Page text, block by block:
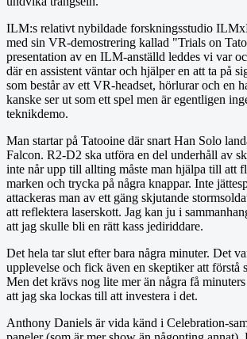
ILM:s relativt nybildade forskningsstudio
med sin VR-demostrering kallad "Trials on
presentation av en ILM-anställd leddes vi var
där en assistent väntar och hjälper en att ta på
som består av ett VR-headset, hörlurar och en
kanske ser ut som ett spel men är egentligen
teknikdemo.
Man startar på Tatooine där snart Han Solo
Falcon. R2-D2 ska utföra en del underhåll av
inte når upp till allting måste man hjälpa till att
marken och trycka på några knappar. Inte
attackeras man av ett gäng skjutande
att reflektera laserskott. Jag kan ju i
att jag skulle bli en rätt kass jediriddare.
Det hela tar slut efter bara några minuter. Det
upplevelse och fick även en skeptiker att förstå
Men det krävs nog lite mer än några få
att jag ska lockas till att investera i det.
Anthony Daniels är vida känd i Celebration-